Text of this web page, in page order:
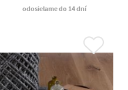
odosielame do 14 dní